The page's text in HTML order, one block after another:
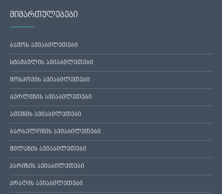
მიმართულებები
ბაქოს ავიაბილეთები
სტამბულის ავიაბილეთები
მოსკოვის ავიაბილეთები
ბერლინის ავიაბილეთები
ათენის ავიაბილეთები
ბარსელონის ავიაბილეთები
მილანის ავიაბილეთები
პარიზის ავიაბილეთები
პრაღის ავიაბილეთები